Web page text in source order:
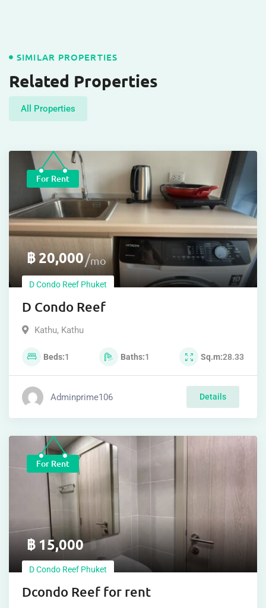
SIMILAR PROPERTIES
Related Properties
All Properties
For Rent
฿20,000 mo
D Condo Reef Phuket
D Condo Reef
Kathu, Kathu
Beds 1 Baths 1 Sq.m 28.33
Adminprime106 Details
For Rent
฿15,000
D Condo Reef Phuket
Dcondo Reef for rent